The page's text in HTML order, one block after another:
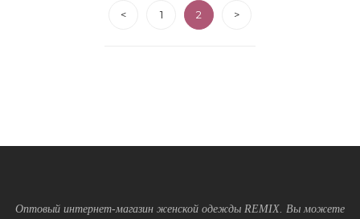
< 1 2 >
Оптовый интернет-магазин женской одежды REMIX. Вы можете